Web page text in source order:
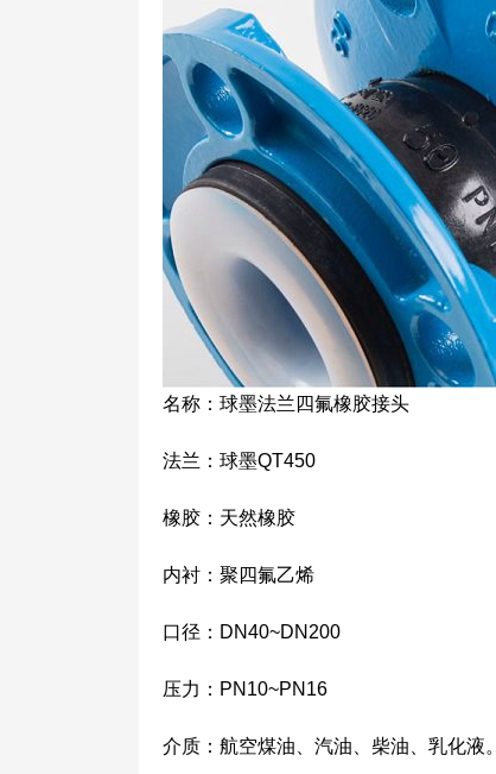
名称：球墨法兰四氟橡胶接头
法兰：球墨QT450
橡胶：天然橡胶
内衬：聚四氟乙烯
口径：DN40~DN200
压力：PN10~PN16
介质：航空煤油、汽油、柴油、乳化液。